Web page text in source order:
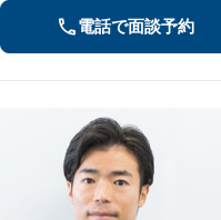
電話で面談予約